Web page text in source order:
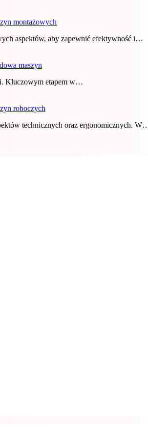
montażowych
aspektów, aby zapewnić efektywność i…
maszyn
Kluczowym etapem w…
roboczych
technicznych oraz ergonomicznych.